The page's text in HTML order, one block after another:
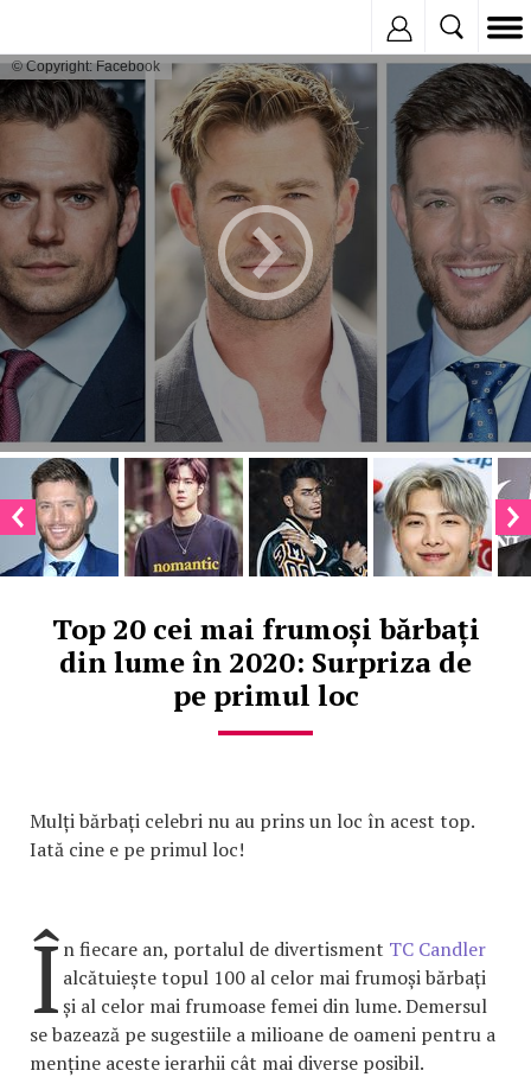
© Copyright: Facebook
Top 20 cei mai frumoși bărbați
din lume în 2020: Surpriza de
pe primul loc
Mulți bărbați celebri nu au prins un loc în acest top.
Iată cine e pe primul loc!
În fiecare an, portalul de divertisment TC Candler
alcătuiește topul 100 al celor mai frumoși bărbați
și al celor mai frumoase femei din lume. Demersul
se bazează pe sugestiile a milioane de oameni pentru a
menține aceste ierarhii cât mai diverse posibil.